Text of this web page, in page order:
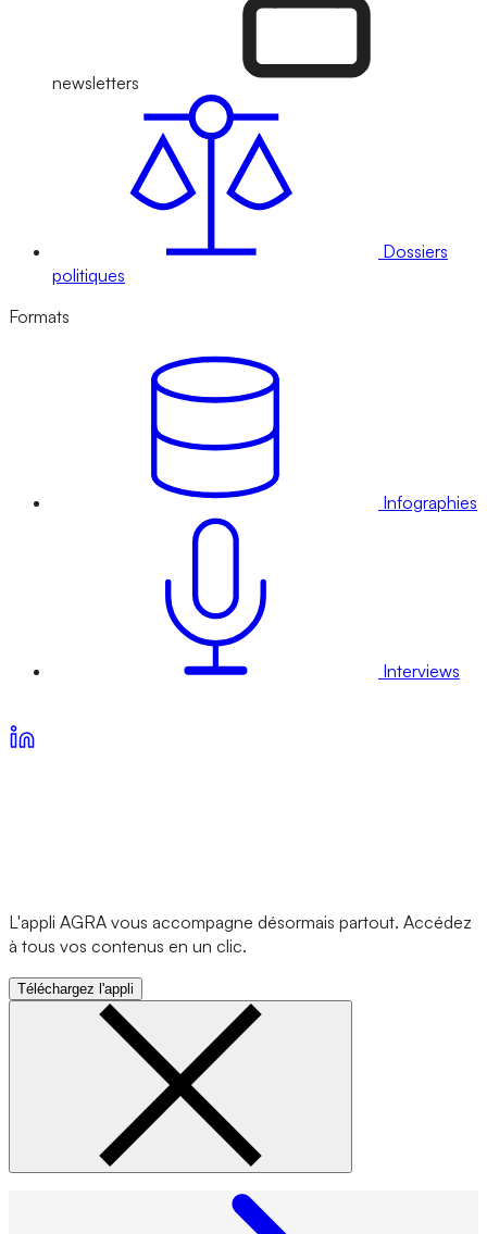
newsletters
Dossiers
politiques
Formats
Infographies
Interviews
L'appli AGRA vous accompagne désormais partout. Accédez
à tous vos contenus en un clic.
Téléchargez l'appli